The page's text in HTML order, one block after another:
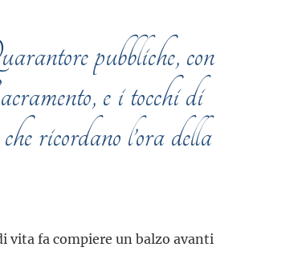
pubbliche, con
e i tocchi di
ricordano l’ora della
vita fa compiere un balzo avanti